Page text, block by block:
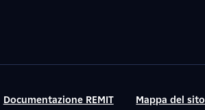
Documentazione REMIT Mappa del sito